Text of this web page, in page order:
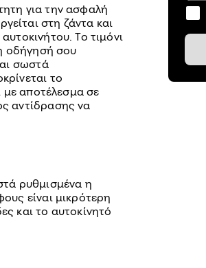
για την ασφαλή
στη ζάντα και
Το τιμόνι
οδήγησή σου
σωστά
το
με αποτέλεσμα σε
αντίδρασης να
ρυθμισμένα η
είναι μικρότερη
και το αυτοκίνητό